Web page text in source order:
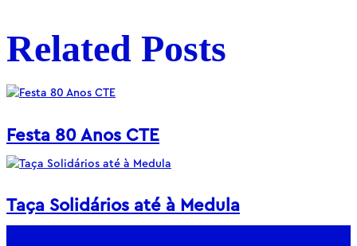
Related Posts
Festa 80 Anos CTE
Taça Solidários até à Medula